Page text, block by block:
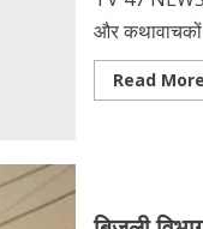
और कथावाचकों
Read More